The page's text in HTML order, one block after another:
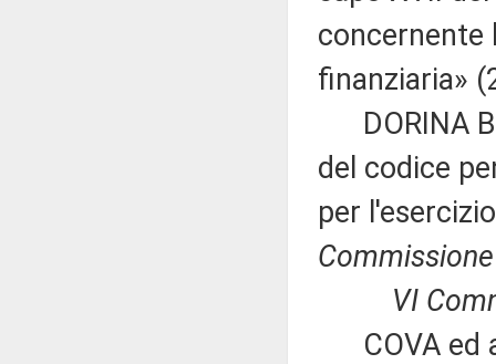
concernente
finanziaria»
DORINA
del codice
per
Commissione
VI
COVA ed